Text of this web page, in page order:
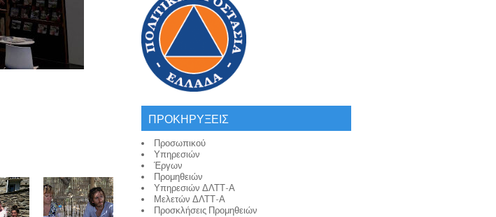
ΠΡΟΚΗΡΥΞΕΙΣ
Προσωπικού
Υπηρεσιών
Έργων
Προμηθειών
Υπηρεσιών ΔΛΤΤ-Α
Μελετών ΔΛΤΤ-Α
Προσκλήσεις Προμηθειών